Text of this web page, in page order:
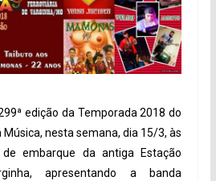
edição da Temporada 2018 do
Música, nesta semana, dia 15/3, às
embarque da antiga Estação
apresentando a banda